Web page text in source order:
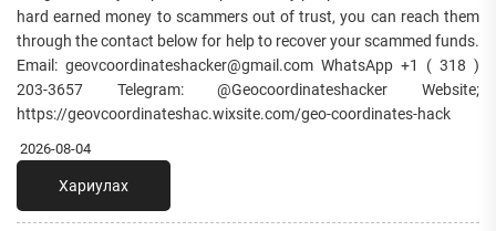
hard earned money to scammers out of trust, you can reach them
through the contact below for help to recover your scammed funds.
Email: geovcoordinateshacker@gmail.com WhatsApp +1 ( 318 )
203-3657 Telegram: @Geocoordinateshacker Website;
https://geovcoordinateshac.wixsite.com/geo-coordinates-hack
2026-08-04
Хариулах